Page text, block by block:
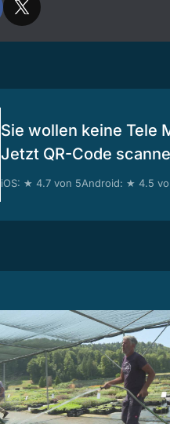
Sie wollen keine Tele
Jetzt QR-Code
iOS: ★ 4.7 von 5Android: ★ 4.5